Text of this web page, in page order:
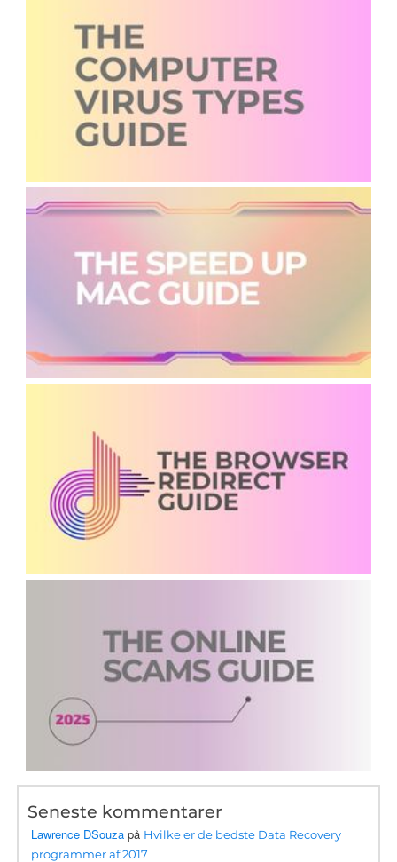
Seneste kommentarer
Lawrence DSouza på Hvilke er de bedste Data Recovery
programmer af 2017